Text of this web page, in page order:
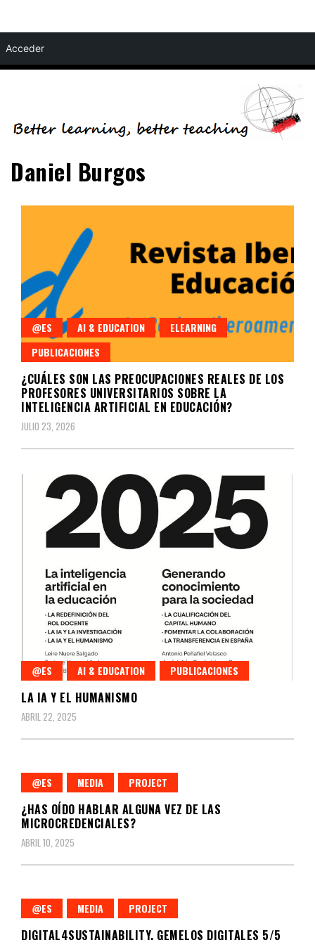
Acceder
to
content
Daniel Burgos
@ES AI & EDUCATION
ELEARNING
PUBLICACIONES
¿CUÁLES SON LAS PREOCUPACIONES REALES DE LOS
PROFESORES UNIVERSITARIOS SOBRE LA
INTELIGENCIA ARTIFICIAL EN EDUCACIÓN?
JULIO 23, 2026
@ES AI & EDUCATION PUBLICACIONES
LA IA Y EL HUMANISMO
ABRIL 22, 2025
@ES MEDIA PROJECT
¿HAS OÍDO HABLAR ALGUNA VEZ DE LAS
MICROCREDENCIALES?
ABRIL 10, 2025
@ES MEDIA PROJECT
DIGITAL4SUSTAINABILITY. GEMELOS DIGITALES 5/5